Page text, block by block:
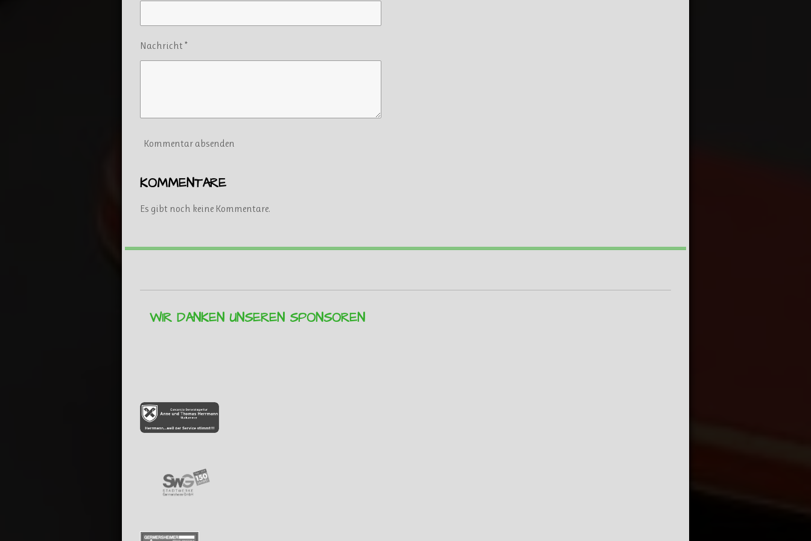
Nachricht *
Kommentar absenden
KOMMENTARE
Es gibt noch keine Kommentare.
WIR DANKEN UNSEREN SPONSOREN